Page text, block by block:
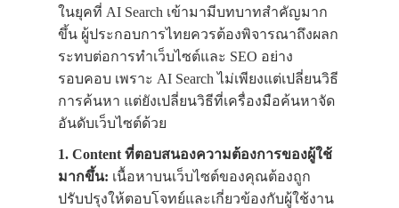
ในยุคที่ AI Search เข้ามามีบทบาทสำคัญมาก
ขึ้น ผู้ประกอบการไทยควรต้องพิจารณาถึงผลก
ระทบต่อการทำเว็บไซต์และ SEO อย่าง
รอบคอบ เพราะ AI Search ไม่เพียงแต่เปลี่ยนวิธี
การค้นหา แต่ยังเปลี่ยนวิธีที่เครื่องมือค้นหาจัด
อันดับเว็บไซต์ด้วย
1. Content ที่ตอบสนองความต้องการของผู้ใช้
มากขึ้น: เนื้อหาบนเว็บไซต์ของคุณต้องถูก
ปรับปรุงให้ตอบโจทย์และเกี่ยวข้องกับผู้ใช้งาน